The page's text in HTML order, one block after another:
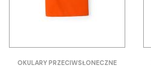
OKULARY PRZECIWSŁONECZNE